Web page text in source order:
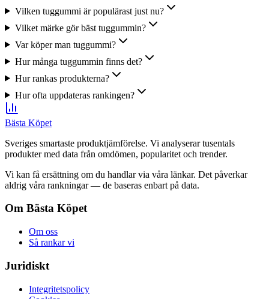
Vilken tuggummi är populärast just nu?
Vilket märke gör bäst tuggummin?
Var köper man tuggummi?
Hur många tuggummin finns det?
Hur rankas produkterna?
Hur ofta uppdateras rankingen?
Bästa Köpet
Sveriges smartaste produktjämförelse. Vi analyserar tusentals
produkter med data från omdömen, popularitet och trender.
Vi kan få ersättning om du handlar via våra länkar. Det påverkar
aldrig våra rankningar — de baseras enbart på data.
Om Bästa Köpet
Om oss
Så rankar vi
Juridiskt
Integritetspolicy